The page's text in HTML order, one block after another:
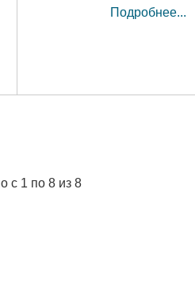
Подробнее...
с 1 по 8 из 8